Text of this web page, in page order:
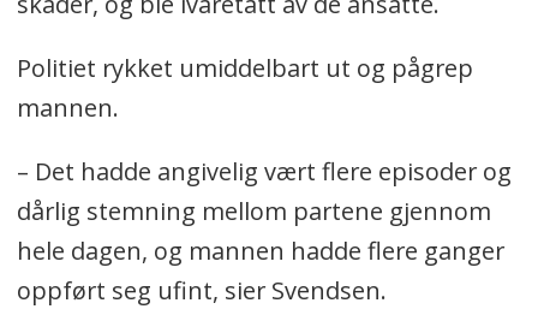
Politiet rykket umiddelbart ut og pågrep
mannen.
– Det hadde angivelig vært flere episoder og
dårlig stemning mellom partene gjennom
hele dagen, og mannen hadde flere ganger
oppført seg ufint, sier Svendsen.